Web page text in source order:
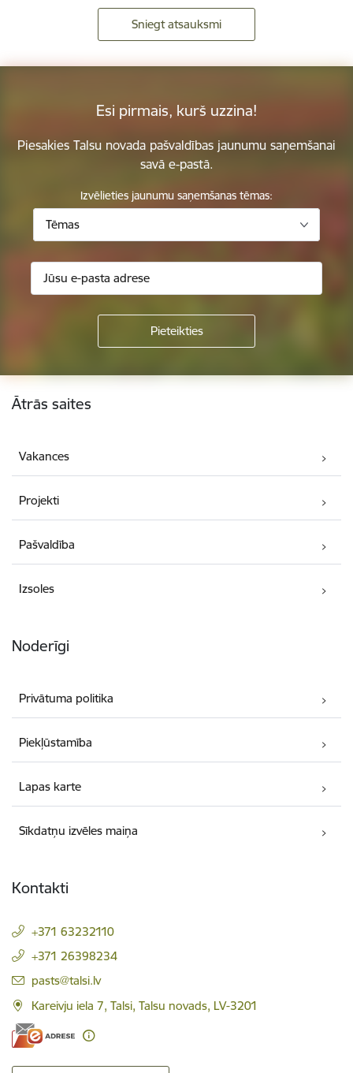
Sniegt atsauksmi
Esi pirmais, kurš uzzina!
Piesakies Talsu novada pašvaldības jaunumu saņemšanai
savā e-pastā.
Izvēlieties jaunumu saņemšanas tēmas:
Tēmas
Kājene
Ātrās saites
Vakances
Projekti
Pašvaldība
Izsoles
Noderīgi
Privātuma politika
Piekļūstamība
Lapas karte
Sīkdatņu izvēles maiņa
Kontakti
+371 63232110
+371 26398234
E-pasts:
pasts@talsi.lv
Kareivju iela 7, Talsi, Talsu novads, LV-3201